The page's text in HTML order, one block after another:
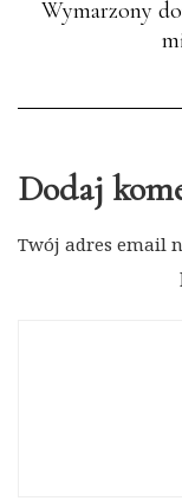
Wymarzony
Dodaj
Twój adres email